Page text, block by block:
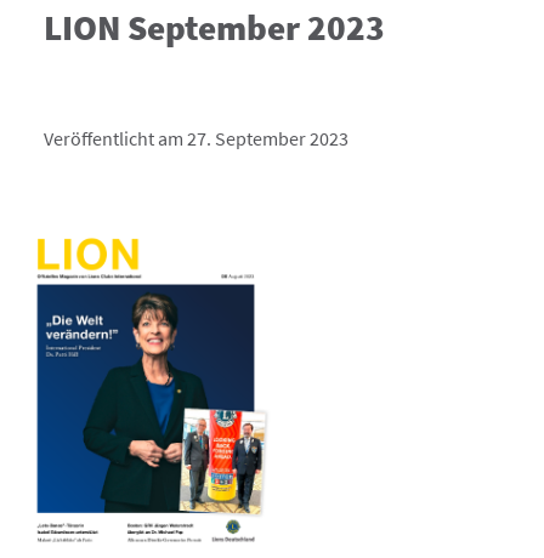
LION September 2023
Veröffentlicht am 27. September 2023